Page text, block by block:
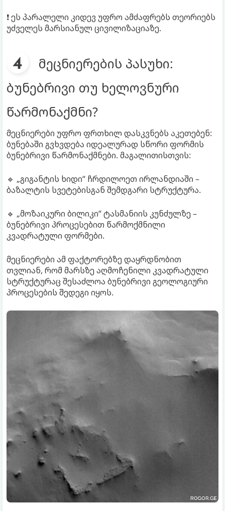
❗ ეს პარალელი კიდევ უფრო ამძაფრებს თეორიებს
უძველეს მარსიანულ ცივილიზაციაზე.
მეცნიერების პასუხი:
ბუნებრივი თუ ხელოვნური
წარმონაქმნი?
მეცნიერები უფრო ფრთხილ დასკვნებს აკეთებენ:
ბუნებაში გვხვდება იდეალურად სწორი ფორმის
ბუნებრივი წარმონაქმნები. მაგალითისთვის:
🔹 „გიგანტის ხიდი“ ჩრდილოეთ ირლანდიაში –
ბაზალტის სვეტებისგან შემდგარი სტრუქტურა.
🔹 „მოზაიკური ბილიკი“ ტასმანიის კუნძულზე –
ბუნებრივი პროცესებით წარმოქმნილი
კვადრატული ფორმები.
მეცნიერები ამ ფაქტორებზე დაყრდნობით
თვლიან, რომ მარსზე აღმოჩენილი კვადრატული
სტრუქტურაც შესაძლოა ბუნებრივი გეოლოგიური
პროცესების შედეგი იყოს.